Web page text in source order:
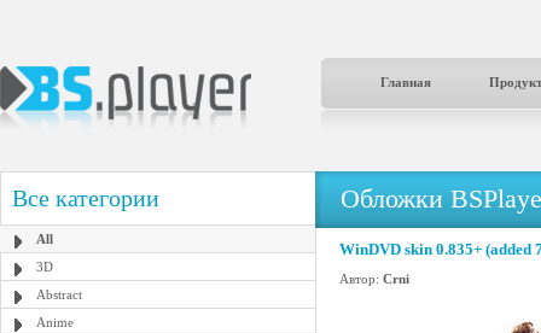
Главная
Все категории
All
3D
Abstract
Anime
Обложки
WinDVD skin 0.835+ (added
Автор: Crni